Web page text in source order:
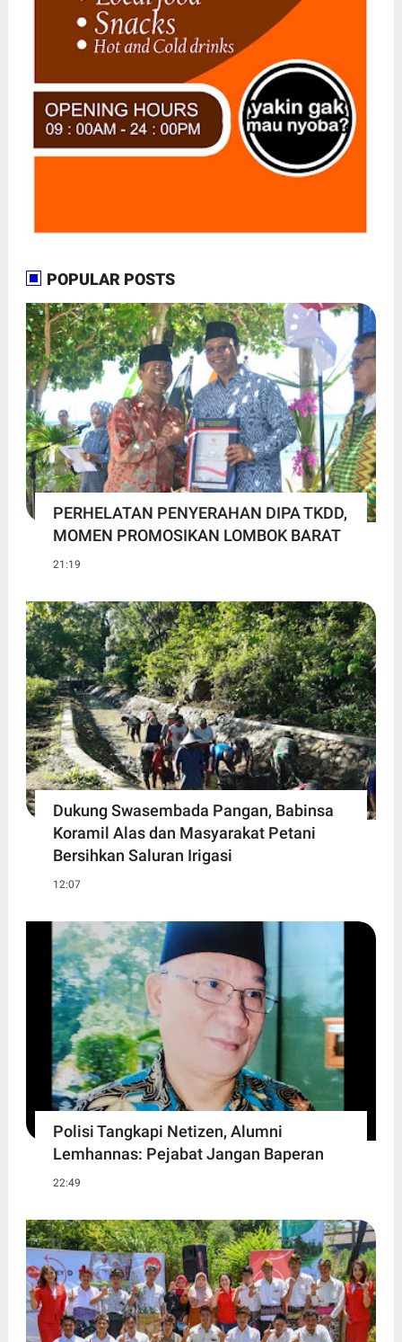
POPULAR POSTS
PERHELATAN PENYERAHAN DIPA TKDD,
MOMEN PROMOSIKAN LOMBOK BARAT
21:19
Dukung Swasembada Pangan, Babinsa
Koramil Alas dan Masyarakat Petani
Bersihkan Saluran Irigasi
12:07
Polisi Tangkapi Netizen, Alumni
Lemhannas: Pejabat Jangan Baperan
22:49